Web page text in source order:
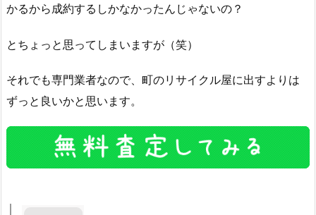
かるから成約するしかなかったんじゃないの？
とちょっと思ってしまいますが（笑）
それでも専門業者なので、町のリサイクル屋に出すよりは
ずっと良いかと思います。